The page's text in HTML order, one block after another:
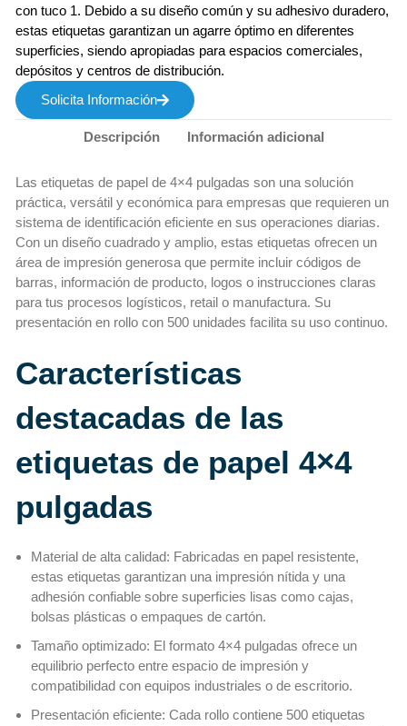
con tuco 1. Debido a su diseño común y su adhesivo duradero,
estas etiquetas garantizan un agarre óptimo en diferentes
superficies, siendo apropiadas para espacios comerciales,
depósitos y centros de distribución.
Solicita Información
Descripción Información adicional
Las etiquetas de papel de 4×4 pulgadas son una solución
práctica, versátil y económica para empresas que requieren un
sistema de identificación eficiente en sus operaciones diarias.
Con un diseño cuadrado y amplio, estas etiquetas ofrecen un
área de impresión generosa que permite incluir códigos de
barras, información de producto, logos o instrucciones claras
para tus procesos logísticos, retail o manufactura. Su
presentación en rollo con 500 unidades facilita su uso continuo.
Características
destacadas de las
etiquetas de papel 4×4
pulgadas
Material de alta calidad: Fabricadas en papel resistente,
estas etiquetas garantizan una impresión nítida y una
adhesión confiable sobre superficies lisas como cajas,
bolsas plásticas o empaques de cartón.
Tamaño optimizado: El formato 4×4 pulgadas ofrece un
equilibrio perfecto entre espacio de impresión y
compatibilidad con equipos industriales o de escritorio.
Presentación eficiente: Cada rollo contiene 500 etiquetas